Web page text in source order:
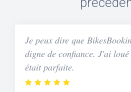
Je peux dire que
digne de confiance. J'ai
était parfaite.